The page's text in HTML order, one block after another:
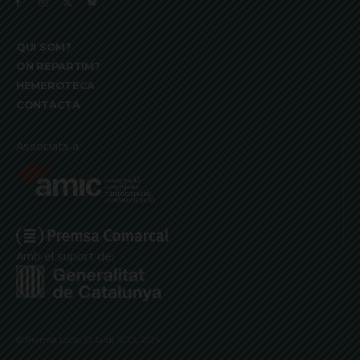
QUI SOM?
ON REPARTIM?
HEMEROTECA
CONTACTA
Associats a:
Amb el suport de:
© Premsa Local El Jardí SCCL 2025